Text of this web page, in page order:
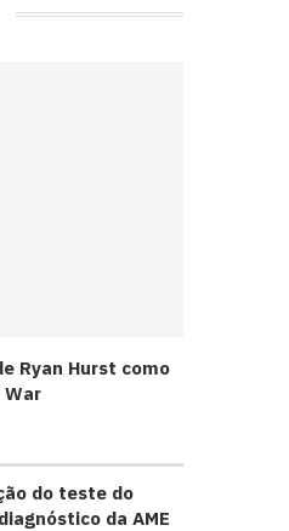
Ryan Hurst como
War
do teste do
da AME